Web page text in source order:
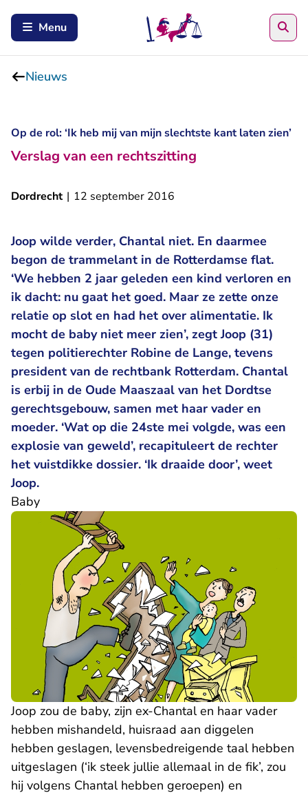
Menu
Nieuws
Op de rol: ‘Ik heb mij van mijn slechtste kant laten zien’
Verslag van een rechtszitting
Dordrecht | 12 september 2016
Joop wilde verder, Chantal niet. En daarmee
begon de trammelant in de Rotterdamse flat.
‘We hebben 2 jaar geleden een kind verloren en
ik dacht: nu gaat het goed. Maar ze zette onze
relatie op slot en had het over alimentatie. Ik
mocht de baby niet meer zien’, zegt Joop (31)
tegen politierechter Robine de Lange, tevens
president van de rechtbank Rotterdam. Chantal
is erbij in de Oude Maaszaal van het Dordtse
gerechtsgebouw, samen met haar vader en
moeder. ‘Wat op die 24ste mei volgde, was een
explosie van geweld’, recapituleert de rechter
het vuistdikke dossier. ‘Ik draaide door’, weet
Joop.
Baby
Joop zou de baby, zijn ex-Chantal en haar vader
hebben mishandeld, huisraad aan diggelen
hebben geslagen, levensbedreigende taal hebben
uitgeslagen (‘ik steek jullie allemaal in de fik’, zou
hij volgens Chantal hebben geroepen) en